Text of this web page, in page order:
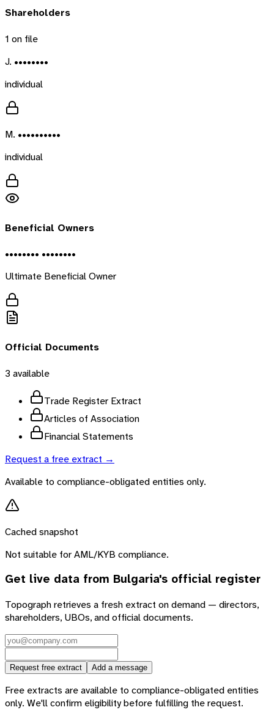
Shareholders
1 on file
J. ••••••••
individual
M. ••••••••••
individual
Beneficial Owners
•••••••• ••••••••
Ultimate Beneficial Owner
Official Documents
3 available
Trade Register Extract
Articles of Association
Financial Statements
Request a free extract →
Available to compliance-obligated entities only.
Cached snapshot
Not suitable for AML/KYB compliance.
Get live data from Bulgaria's official register
Topograph retrieves a fresh extract on demand — directors,
shareholders, UBOs, and official documents.
Request free extract Add a message
Free extracts are available to compliance-obligated entities
only. We'll confirm eligibility before fulfilling the request.